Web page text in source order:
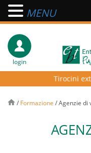
login
Tirocini
/ Formazione /Agenzie di
MENU